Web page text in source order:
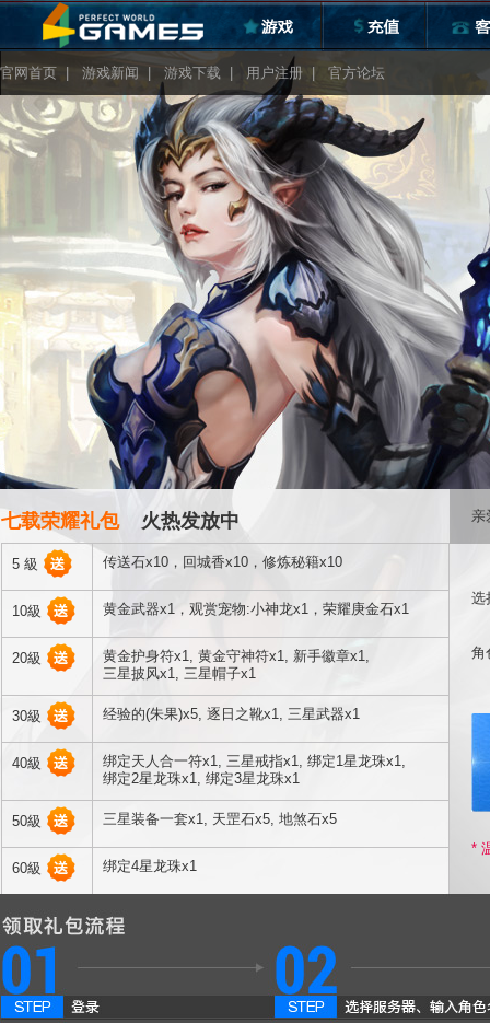
七载荣耀礼包 火热发放中
5 級 传送石x10，回城香x10，修炼秘籍x10
10級 黄金武器x1，观赏宠物:小神龙x1，荣耀庚金石x1
20級
黄金护身符x1, 黄金守神符x1, 新手徽章x1,
三星披风x1, 三星帽子x1
30級 经验的(朱果)x5, 逐日之靴x1, 三星武器x1
40級
绑定天人合一符x1, 三星戒指x1, 绑定1星龙珠x1,
绑定2星龙珠x1, 绑定3星龙珠x1
50級 三星装备一套x1, 天罡石x5, 地煞石x5
60級 绑定4星龙珠x1
亲
选
角
*